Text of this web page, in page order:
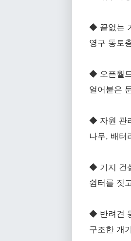
◆ 끝없는
영구 동토
◆ 오픈월
얼어붙은
◆ 자원 관
나무, 배터
◆ 기지 건
쉼터를 짓
◆ 반려견
구조한 개